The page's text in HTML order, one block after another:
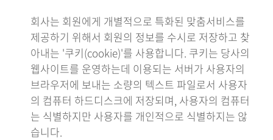
회사는 회원에게 개별적으로 특화된 맞춤서비스를
제공하기 위해서 회원의 정보를 수시로 저장하고 찾
아내는 '쿠키(cookie)'를 사용합니다. 쿠키는 당사의
웹사이트를 운영하는데 이용되는 서버가 사용자의
브라우저에 보내는 소량의 텍스트 파일로서 사용자
의 컴퓨터 하드디스크에 저장되며, 사용자의 컴퓨터
는 식별하지만 사용자를 개인적으로 식별하지는 않
습니다.